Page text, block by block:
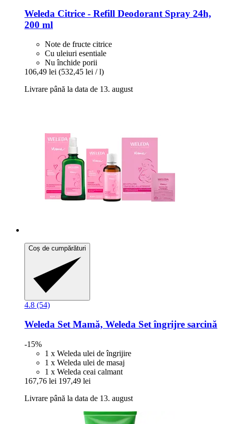
Weleda Citrice -​ Refill Deodorant Spray 24h,
200 ml
Note de fructe citrice
Cu uleiuri esentiale
Nu închide porii
106,49 lei (532,45 lei / l)
Livrare până la data de 13. august
Coș de cumpărături
4.8 (54)
Weleda Set Mamă, Weleda Set îngrijre sarcină
-15%
1 x Weleda ulei de îngrijire
1 x Weleda ulei de masaj
1 x Weleda ceai calmant
167,76 lei 197,49 lei
Livrare până la data de 13. august